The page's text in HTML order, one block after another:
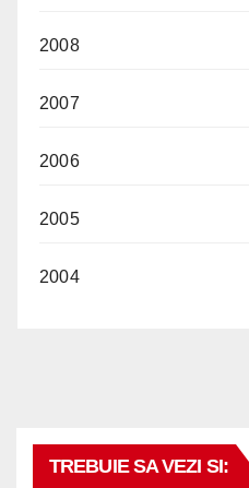
2008
2007
2006
2005
2004
TREBUIE SA VEZI SI: